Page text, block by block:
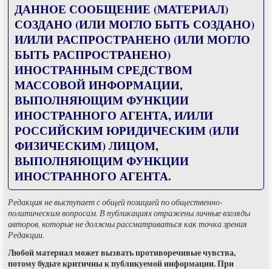
ДАННОЕ СООБЩЕНИЕ (МАТЕРИАЛ)
СОЗДАНО (ИЛИ МОГЛО БЫТЬ СОЗДАНО)
И/ИЛИ РАСПРОСТРАНЕНО (ИЛИ МОГЛО
БЫТЬ РАСПРОСТРАНЕНО)
ИНОСТРАННЫМ СРЕДСТВОМ
МАССОВОЙ ИНФОРМАЦИИ,
ВЫПОЛНЯЮЩИМ ФУНКЦИИ
ИНОСТРАННОГО АГЕНТА, И/ИЛИ
РОССИЙСКИМ ЮРИДИЧЕСКИМ (ИЛИ
ФИЗИЧЕСКИМ) ЛИЦОМ,
ВЫПОЛНЯЮЩИМ ФУНКЦИИ
ИНОСТРАННОГО АГЕНТА.
Редакция не выступает с общей позицией по общественно-
политическим вопросам. В публикациях отражены личные взгляды
авторов, которые не должны рассматриваться как точка зрения
Редакции.
Любой материал может вызвать противоречивые чувства,
потому будьте критичны к публикуемой информации. При